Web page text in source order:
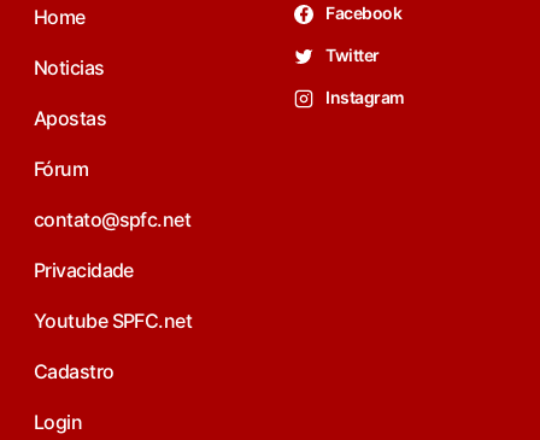
Home
Noticias
Apostas
Fórum
contato@spfc.net
Privacidade
Youtube SPFC.net
Cadastro
Login
Facebook
Twitter
Instagram